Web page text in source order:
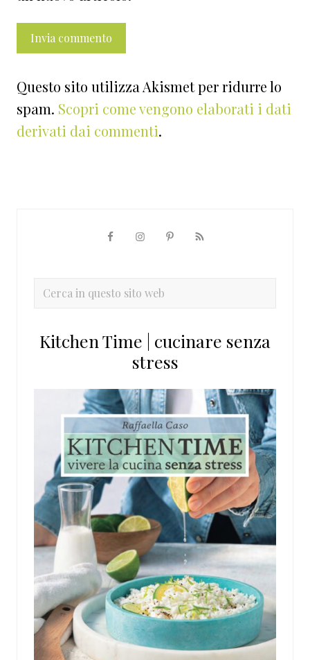
Questo sito utilizza Akismet per ridurre lo
spam. Scopri come vengono elaborati i dati
derivati dai commenti.
primaria
Cerca
sito
Kitchen Time | cucinare senza
stress